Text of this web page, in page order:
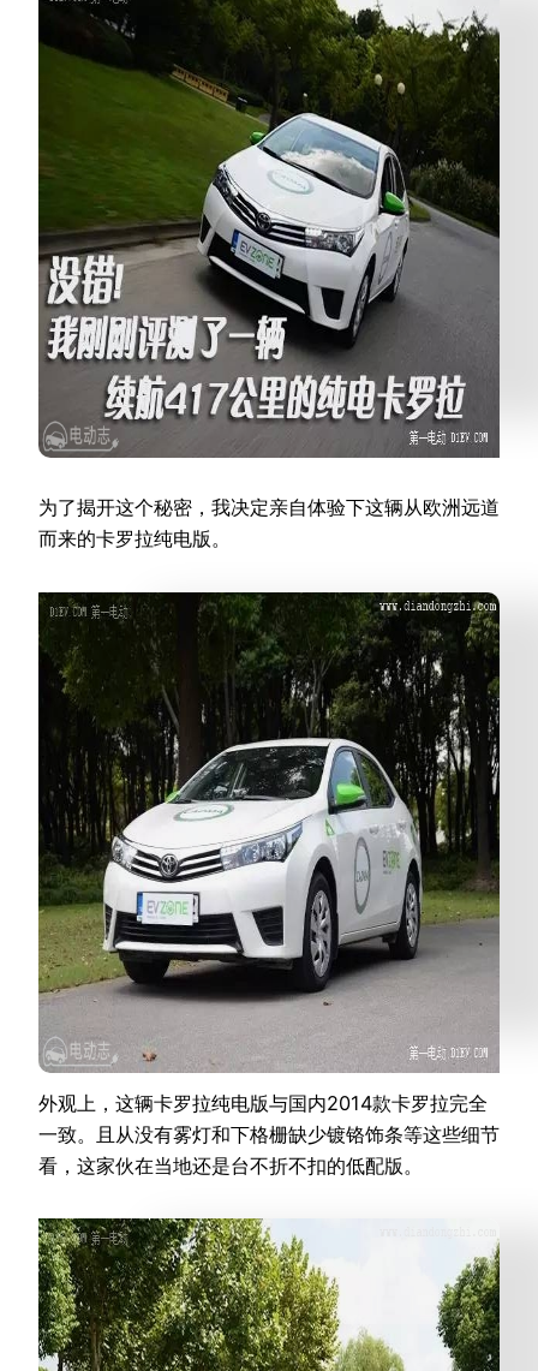
为了揭开这个秘密，我决定亲自体验下这辆从欧洲远道
而来的卡罗拉纯电版。
外观上，这辆卡罗拉纯电版与国内2014款卡罗拉完全
一致。且从没有雾灯和下格栅缺少镀铬饰条等这些细节
看，这家伙在当地还是台不折不扣的低配版。